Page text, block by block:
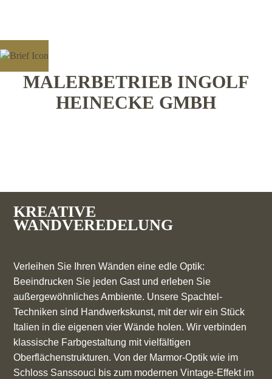
MALERBETRIEB INGOLF
HEINECKE GMBH
KREATIVE
WANDVEREDELUNG
Verleihen Sie Ihren Wänden eine edle Optik:
Beeindrucken Sie jeden Gast und erleben Sie
außergewöhnliches Ambiente. Unsere Spachtel-
Techniken sind Handwerkskunst, mit der wir ein Stück
Italien in die eigenen vier Wände holen. Wir verbinden
klassische Farbgestaltung mit vielfältigen
Oberflächenstrukturen. Von der Marmor-Optik wie im
Schloss Sanssouci bis zum modernen Vintage-Effekt im